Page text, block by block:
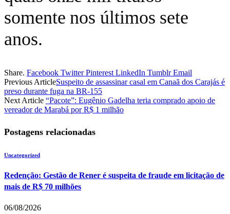
somente nos últimos sete
anos.
Share. Facebook Twitter Pinterest LinkedIn Tumblr Email
Previous ArticleSuspeito de assassinar casal em Canaã dos Carajás é
preso durante fuga na BR-155
Next Article “Pacote”: Eugênio Gadelha teria comprado apoio de
vereador de Marabá por R$ 1 milhão
Postagens relacionadas
Uncategorized
Redenção: Gestão de Rener é suspeita de fraude em licitação de
mais de R$ 70 milhões
06/08/2026